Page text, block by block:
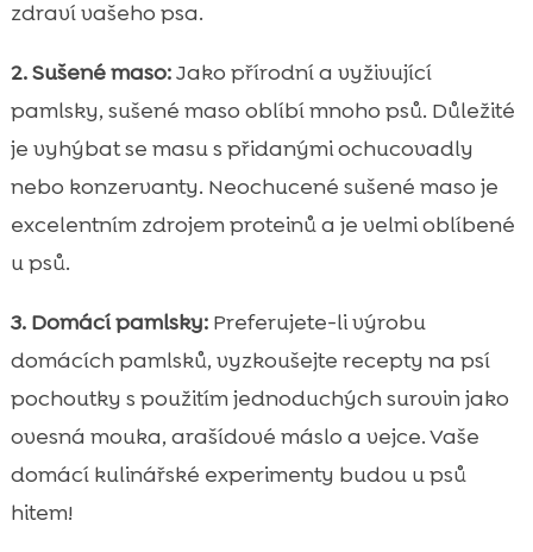
zdraví vašeho psa.
2. Sušené maso:Jako přírodní a vyživující
pamlsky, sušené maso oblíbí mnoho psů. Důležité
je vyhýbat se masu s přidanými ochucovadly
nebo konzervanty. Neochucené sušené maso je
excelentním zdrojem proteinů a je velmi oblíbené
u psů.
3. Domácí pamlsky:Preferujete-li výrobu
domácích pamlsků, vyzkoušejte recepty na psí
pochoutky s použitím jednoduchých surovin jako
ovesná mouka, arašídové máslo a vejce. Vaše
domácí kulinářské experimenty budou u psů
hitem!